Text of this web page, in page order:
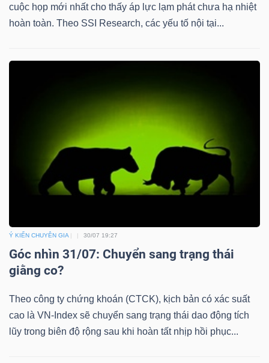
cuộc họp mới nhất cho thấy áp lực lạm phát chưa hạ nhiệt
hoàn toàn. Theo SSI Research, các yếu tố nội tại...
Ý KIẾN CHUYÊN GIA 30/07 19:27
Góc nhìn 31/07: Chuyển sang trạng thái
giằng co?
Theo công ty chứng khoán (CTCK), kịch bản có xác suất
cao là VN-Index sẽ chuyển sang trạng thái dao động tích
lũy trong biên độ rộng sau khi hoàn tất nhịp hồi phục...